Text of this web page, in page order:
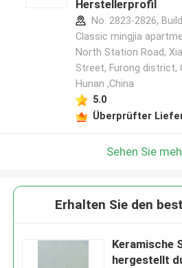
Herstellerprofil
No. 2823-2826,
Classic mingjia
North Station Road,
Street, Furong district,
Hunan ,China
5.0
Überprüfter
Sehen Sie
Erhalten Sie den
Keramische
hergestellt